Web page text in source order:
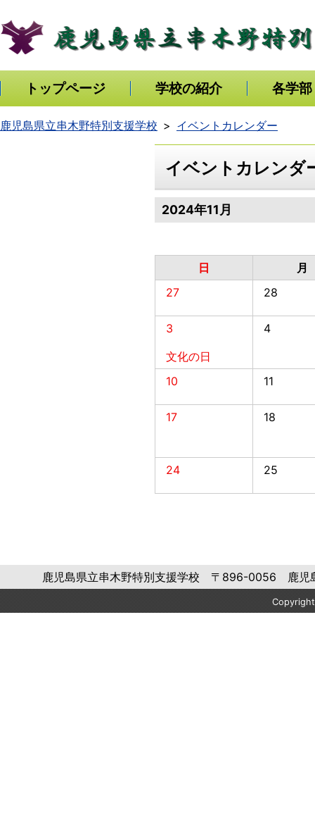
トップページ 学校の紹介 各学部
鹿児島県立串木野特別支援学校 イベントカレンダー
イベントカレンダ
2024年11月
日
月
27
28
3
文化の日
4
10 11
17 18
24 25
鹿児島県立串木野特別支援学校 〒896-0056 鹿
Copyright